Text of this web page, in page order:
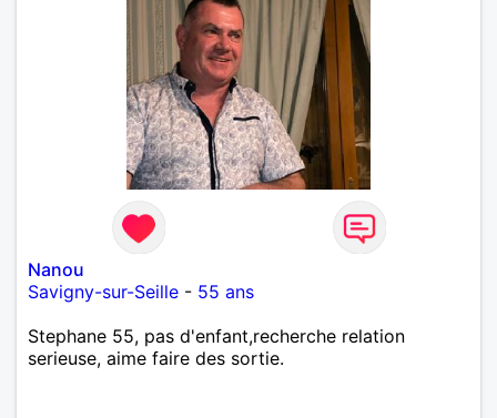
Nanou
Savigny-sur-Seille - 55 ans
Stephane 55, pas d'enfant,recherche relation
serieuse, aime faire des sortie.